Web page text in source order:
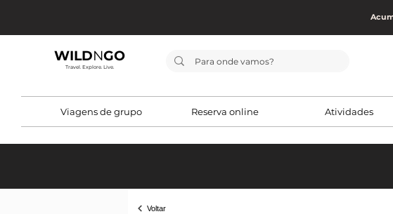
WILDNGO
Travel. Explore. Live.
Viagens de grupo Reserva online Atividades
Voltar